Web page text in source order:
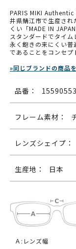
PARIS MIKI Authentic
井県鯖江市で生産され
くい「MADE IN
スタンダードでタイム
永く飽きの来にくい普
であることをコンセプ
»同じブランドの商品
品番：
フレーム素材：
レンズシェイプ：
生産地： 日本
Ａ:レンズ幅